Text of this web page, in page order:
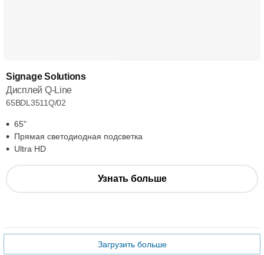
Signage Solutions
Дисплей Q-Line
65BDL3511Q/02
65"
Прямая светодиодная подсветка
Ultra HD
Узнать больше
Загрузить больше